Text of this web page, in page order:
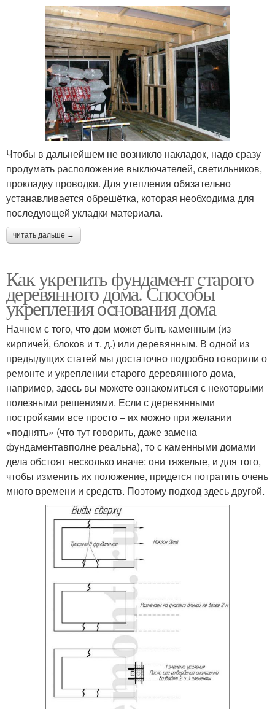
Чтобы в дальнейшем не возникло накладок, надо сразу
продумать расположение выключателей, светильников,
прокладку проводки. Для утепления обязательно
устанавливается обрешётка, которая необходима для
последующей укладки материала.
читать дальше →
Как укрепить фундамент старого
деревянного дома. Способы
укрепления основания дома
Начнем с того, что дом может быть каменным (из
кирпичей, блоков и т. д.) или деревянным. В одной из
предыдущих статей мы достаточно подробно говорили о
ремонте и укреплении старого деревянного дома,
например, здесь вы можете ознакомиться с некоторыми
полезными решениями. Если с деревянными
постройками все просто – их можно при желании
«поднять» (что тут говорить, даже замена
фундаментавполне реальна), то с каменными домами
дела обстоят несколько иначе: они тяжелые, и для того,
чтобы изменить их положение, придется потратить очень
много времени и средств. Поэтому подход здесь другой.